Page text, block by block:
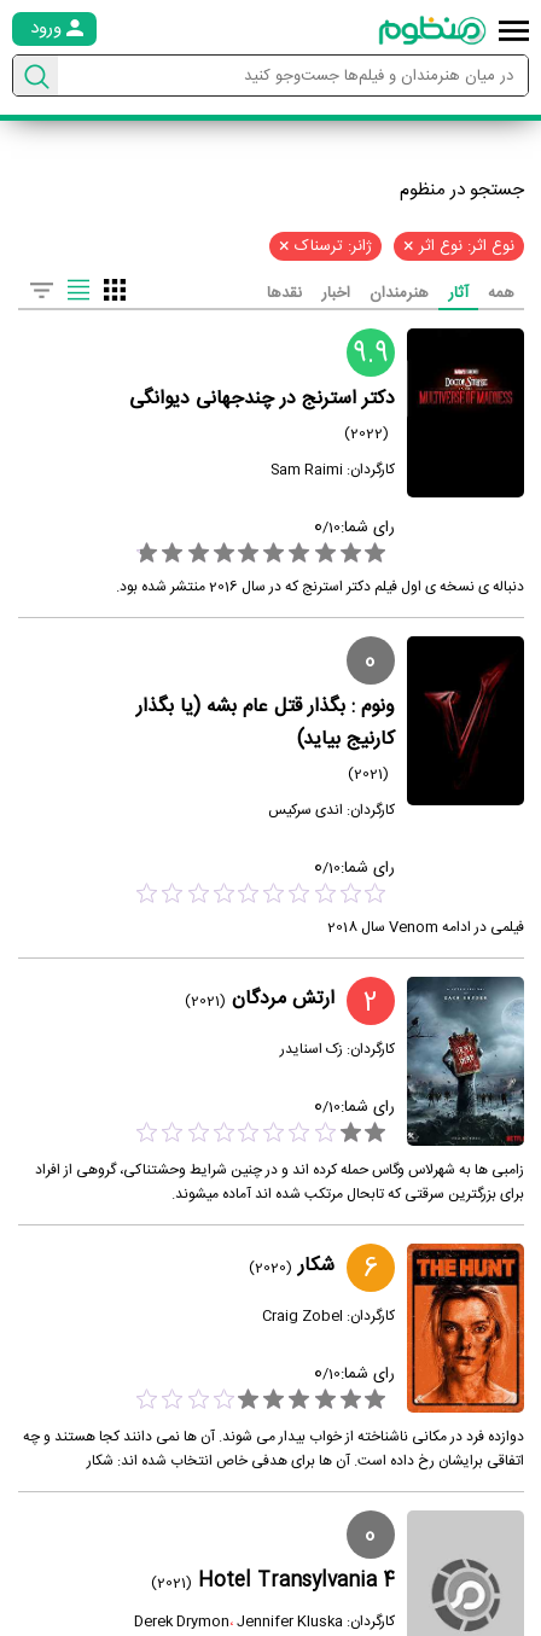
ورود
جستجو در منظوم
نوع اثر: نوع اثر × ژانر: ترسناک ×
همه آثار هنرمندان اخبار نقدها
9.9
دکتر استرنج در چندجهانی دیوانگی
(2022)
کارگردان:Sam Raimi
رای شما: 0/10
دنباله ی نسخه ی اول فیلم دکتر استرنج که در سال 2016 منتشر شده بود.
0
ونوم : بگذار قتل عام بشه (یا بگذار
کارنیج بیاید)
(2021)
کارگردان: اندی سرکیس
رای شما: 0/10
فیلمی در ادامه Venom سال 2018
2 ارتش مردگان (2021)
کارگردان: زک اسنایدر
رای شما: 0/10
زامبی ها به شهرلاس وگاس حمله کرده اند و در چنین شرایط وحشتناکی، گروهی از افراد
برای بزرگترین سرقتی که تابحال مرتکب شده اند آماده میشوند.
6 شکار (2020)
کارگردان: Craig Zobel
رای شما: 0/10
دوازده فرد در مکانی ناشناخته از خواب بیدار می شوند. آن ها نمی دانند کجا هستند و چه
اتفاقی برایشان رخ داده است. آن ها برای هدفی خاص انتخاب شده اند: شکار
0
Hotel Transylvania 4
(2021)
کارگردان:
Derek Drymon،Jennifer Kluska